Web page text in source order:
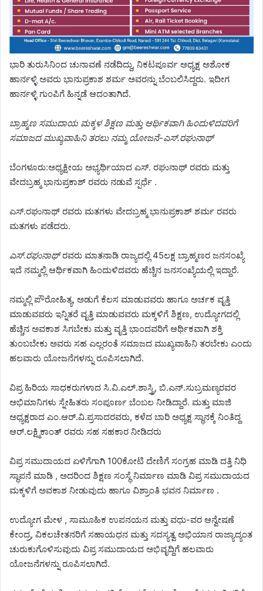
ಭಾರಿ ತುರುಸಿನಿಂದ ಚುನಾವಣೆ ನಡೆದಿದ್ದು, ನಿಕಟಪೂರ್ವ ಅಧ್ಯಕ್ಷ ಅಶೋಕ
ಹಾರ್ನಳ್ಳಿ ಅವರು ಭಾನುಪ್ರಕಾಶ ಶರ್ಮ ಅವರನ್ನು ಬೆಂಬಲಿಸಿದ್ದರು. ಇದೀಗ
ಹಾರ್ನಳ್ಳಿ ಗುಂಪಿಗೆ ಹಿನ್ನಡೆ ಆದಂತಾಗಿದೆ.
ಬ್ರಾಹ್ಮಣ ಸಮುದಾಯ ಮಕ್ಕಳ ಶಿಕ್ಷಣ ಮತ್ತು ಆರ್ಥಿಕವಾಗಿ ಹಿಂದುಳಿದವರಿಗೆ
ಸಮಾಜದ ಮುಖ್ಯವಾಹಿನಿ ತರಲು ನಮ್ಮ ಯೋಜನೆ-ಎಸ್.ರಘುನಾಥ್
ಬೆಂಗಳೂರು:ಅಧ್ಯಕ್ಷೀಯ ಅಭ್ಯರ್ಥಿಯಾದ ಎಸ್. ರಘುನಾಥ್ ರವರು ಮತ್ತು
ವೇದಬ್ರಹ್ಮ ಭಾನುಪ್ರಕಾಶ್ ರವರು ನಡುವೆ ಸ್ಪರ್ಧೆ .
ಎಸ್.ರಘುನಾಥ್ ರವರು ಮತಗಳು ವೇದಬ್ರಹ್ಮ ಭಾನುಪ್ರಕಾಶ್ ಶರ್ಮ ರವರು
ಮತಗಳು ಪಡೆದರು.
ಎಸ್.ರಘುನಾಥ್ರವರು ಮಾತನಾಡಿ ರಾಜ್ಯದಲ್ಲಿ 45ಲಕ್ಷ ಬ್ರಾಹ್ಮಣರ ಜನಸಂಖ್ಯೆ
ಇದೆ ನಮ್ಮಲ್ಲಿ ಆರ್ಥಿಕವಾಗಿ ಹಿಂದುಳಿದವರು ಹೆಚ್ಚಿನ ಜನಸಂಖ್ಯೆಯಲ್ಲಿ ಇದ್ದಾರೆ.
ನಮ್ಮಲ್ಲಿ ಪೌರೋಹಿತ್ಯ, ಅಡುಗೆ ಕೆಲಸ ಮಾಡುವವರು ಹಾಗೂ ಅರ್ಚಕ ವೃತ್ತಿ
ಮಾಡುವವರು ಇನ್ನಿತರೆ ವೃತ್ತಿ ಮಾಡುವವರು ಮಕ್ಕಳಿಗೆ ಶಿಕ್ಷಣ, ಉದ್ಯೋಗದಲ್ಲಿ
ಹೆಚ್ಚಿನ ಅವಕಾಶ ಸಿಗಬೇಕು ಮತ್ತು ವೃತ್ತಿ ಭಾಂದವರಿಗೆ ಆರ್ಥಿಕವಾಗಿ ಶಕ್ತಿ
ತುಂಬಬೇಕು ಅವರು ಸಹ ಎಲ್ಲರಂತೆ ಸಮಾಜದ ಮುಖ್ಯವಾಹಿನಿ ತರಬೇಕು ಎಂದು
ಹಲವಾರು ಯೋಜನೆಗಳನ್ನು ರೂಪಿಸಲಾಗಿದೆ.
ವಿಪ್ರ ಹಿರಿಯ ಸಾಧಕರುಗಳಾದ ಸಿ.ವಿ.ಎಲ್.ಶಾಸ್ತ್ರಿ, ಬಿ.ಎನ್.ಸುಬ್ರಮಣ್ಯರವರ
ಅಭಿಮಾನಿಗಳು ಸ್ನೇಹಿತರು ಸಂಪೂರ್ಣ ಬೆಂಬಲ ನೀಡಿದ್ದಾರೆ. ಮತ್ತು ಮಾಜಿ
ಅಧ್ಯಕ್ಷರಾದ ಎಂ.ಆರ್.ವಿ.ಪ್ರಸಾದರವರು, ಕಳೆದ ಬಾರಿ ಅಧ್ಯಕ್ಷ ಸ್ಥಾನಕ್ಕೆ ನಿಂತಿದ್ದ
ಆರ್.ಲಕ್ಷ್ಮಿಕಾಂತ್ ರವರು ಸಹ ಸಹಕಾರ ನೀಡಿದರು
ವಿಪ್ರ ಸಮುದಾಯದ ಏಳಿಗೆಗಾಗಿ 100ಕೋಟಿ ದೇಣಿಗೆ ಸಂಗ್ರಹ ಮಾಡಿ ದತ್ತಿ ನಿಧಿ
ಸ್ಥಾಪನೆ ಮಾಡಿ , ಅದರಿಂದ ಶಿಕ್ಷಣ ಸಂಸ್ಥೆ ನಿರ್ಮಾಣ ಮಾಡಿ ವಿಪ್ರ ಸಮುದಾಯದ
ಮಕ್ಕಳಿಗೆ ಅವಕಾಶ ನೀಡುವುದು ಹಾಗೂ ವಿಶ್ರಾಂತಿ ಭವನ ನಿರ್ಮಾಣ .
ಉದ್ಯೋಗ ಮೇಳ , ಸಾಮೂಹಿಕ ಉಪನಯನ ಮತ್ತು ವಧು-ವರ ಆನ್ವೇಷಣೆ
ಕೇಂದ್ರ, ವಿಕಲಚೇತನರಿಗೆ ಸಹಾಯಧನ ಮತ್ತು ಸದಸ್ಯತ್ವ ಅಭಿಯಾನ ರಾಜ್ಯಾದ್ಯಂತ
ಚುರುಕುಗೊಳಿಸುವುದು ವಿಪ್ರ ಸಮುದಾಯದ ಅಭಿವೃದ್ದಿಗೆ ಹಲವಾರು
ಯೋಜನೆಗಳನ್ನು ರೂಪಿಸಲಾಗಿದೆ.